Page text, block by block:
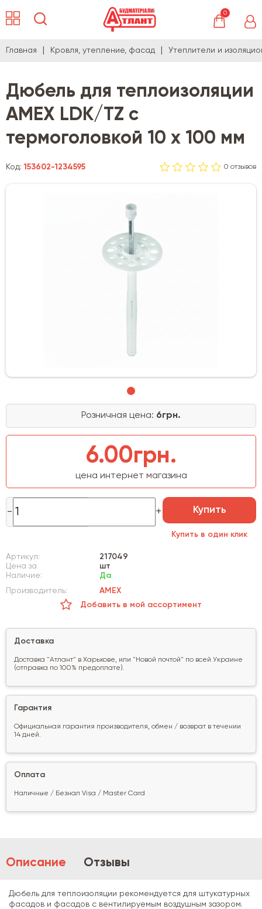
0
Главная Кровля, утепление, фасад Утеплители и
Дюбель для теплоизоляции
AMEX LDK/TZ с
термоголовкой 10 х 100 мм
Код:153602-1234595 0 отзывов
Розничная цена: 6грн.
6.00грн.
цена интернет магазина
Купить
Купить в один клик
Артикул:
217049
Цена за
шт
Наличие:
Да
Производитель:
AMEX
Добавить в мой ассортимент
Доставка
Доставка "Атлант" в Харькове, или "Новой почтой" по всей Украине
(отправка по 100% предоплате).
Гарантия
Официальная гарантия производителя, обмен / возврат в течении
14 дней.
Оплата
Наличные / Безнал Visa / Master Card
Описание Отзывы
Дюбель для теплоизоляции рекомендуется для штукатурных
фасадов и фасадов с вентилируемым воздушным зазором.